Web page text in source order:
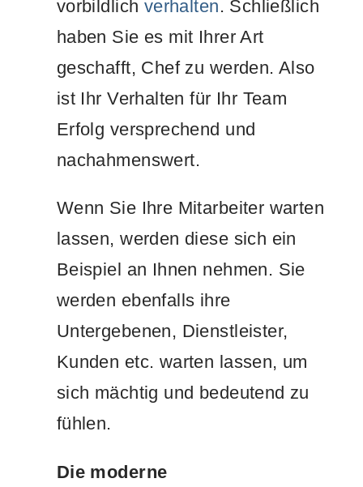
vorbildlich verhalten. Schließlich
haben Sie es mit Ihrer Art
geschafft, Chef zu werden. Also
ist Ihr Verhalten für Ihr Team
Erfolg versprechend und
nachahmenswert.
Wenn Sie Ihre Mitarbeiter warten
lassen, werden diese sich ein
Beispiel an Ihnen nehmen. Sie
werden ebenfalls ihre
Untergebenen, Dienstleister,
Kunden etc. warten lassen, um
sich mächtig und bedeutend zu
fühlen.
Die moderne